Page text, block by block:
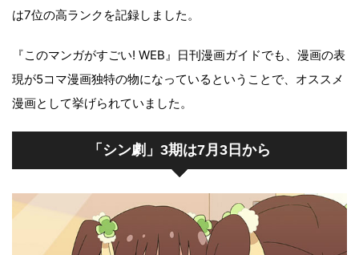
は7位の高ランクを記録しました。
『このマンガがすごい! WEB』日刊漫画ガイドでも、漫画の表
現が5コマ漫画独特の物になっているということで、オススメ
漫画として挙げられていました。
「シン劇」3期は7月3日から